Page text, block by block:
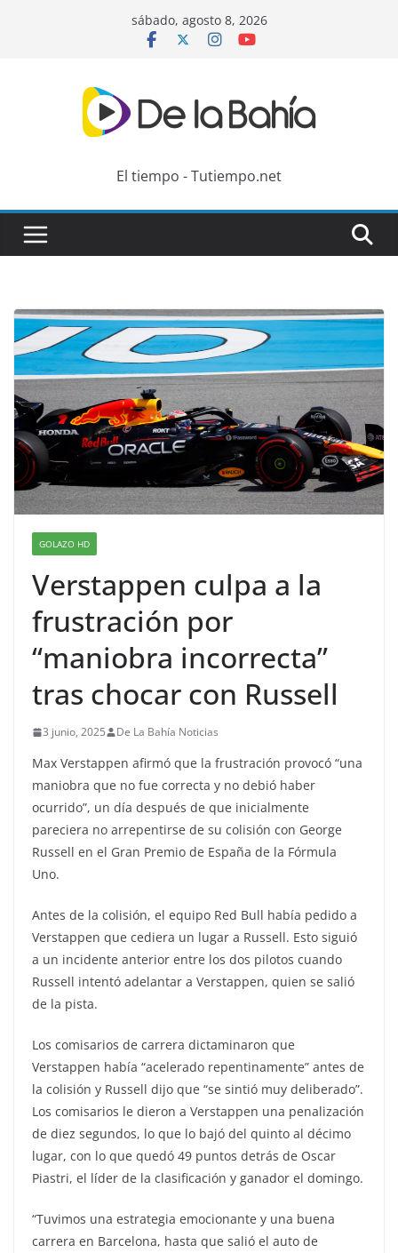
sábado, agosto 8, 2026
El tiempo - Tutiempo.net
GOLAZO HD
Verstappen culpa a la
frustración por
“maniobra incorrecta”
tras chocar con Russell
3 junio, 2025 De La Bahía Noticias
Max Verstappen afirmó que la frustración provocó “una
maniobra que no fue correcta y no debió haber
ocurrido”, un día después de que inicialmente
pareciera no arrepentirse de su colisión con George
Russell en el Gran Premio de España de la Fórmula
Uno.
Antes de la colisión, el equipo Red Bull había pedido a
Verstappen que cediera un lugar a Russell. Esto siguió
a un incidente anterior entre los dos pilotos cuando
Russell intentó adelantar a Verstappen, quien se salió
de la pista.
Los comisarios de carrera dictaminaron que
Verstappen había “acelerado repentinamente” antes de
la colisión y Russell dijo que “se sintió muy deliberado”.
Los comisarios le dieron a Verstappen una penalización
de diez segundos, lo que lo bajó del quinto al décimo
lugar, con lo que quedó 49 puntos detrás de Oscar
Piastri, el líder de la clasificación y ganador el domingo.
“Tuvimos una estrategia emocionante y una buena
carrera en Barcelona, hasta que salió el auto de